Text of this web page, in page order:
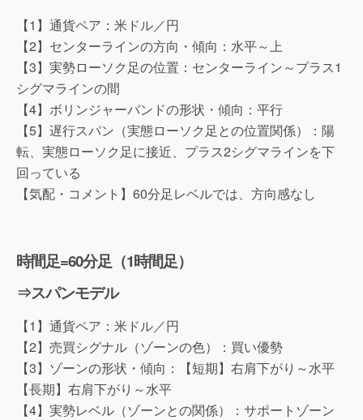
【1】通貨ペア：米ドル／円
【2】センターラインの方向・傾向：水平～上
【3】実勢ローソク足の位置：センターライン～プラス1
シグマラインの間
【4】ボリンジャーバンドの形状・傾向：平行
【5】遅行スパン（実態ローソク足との位置関係）：陽
転、実態ローソク足に接近、プラス2シグマラインを下
回っている
【気配・コメント】60分足レベルでは、方向感なし
時間足=60分足（1時間足）
⇒スパンモデル
【1】通貨ペア：米ドル／円
【2】売買シグナル（ゾーンの色）：買い優勢
【3】ゾーンの形状・傾向：【短期】右肩下がり～水平
【長期】右肩下がり～水平
【4】実勢レベル（ゾーンとの関係）：サポートゾーン